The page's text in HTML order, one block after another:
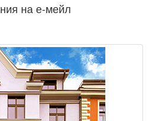
на е-мейл